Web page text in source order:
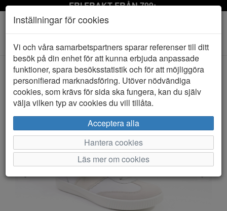
FRI FRAKT FRÅN 799:-
Toggle
navigation
HEM LEGERO
Inställningar för cookies
Vi och våra samarbetspartners sparar referenser till ditt
besök på din enhet för att kunna erbjuda anpassade
funktioner, spara besöksstatistik och för att möjliggöra
personifierad marknadsföring. Utöver nödvändiga
cookies, som krävs för sida ska fungera, kan du själv
välja vilken typ av cookies du vill tillåta.
Acceptera alla
Hantera cookies
Läs mer om cookies